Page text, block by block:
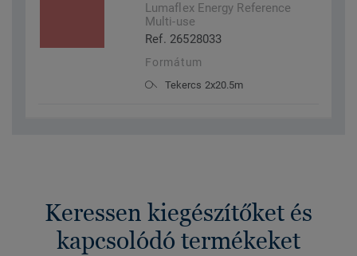
Lumaflex Energy Reference
Multi-use
Ref. 26528033
Formátum
Tekercs 2x20.5m
Keressen kiegészítőket és
kapcsolódó termékeket